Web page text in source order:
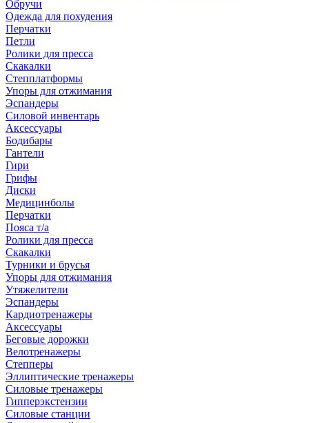
Обручи
Одежда для похудения
Перчатки
Петли
Ролики для пресса
Скакалки
Степплатформы
Упоры для отжимания
Эспандеры
Силовой инвентарь
Аксессуары
Бодибары
Гантели
Гири
Грифы
Диски
Медицинболы
Перчатки
Пояса т/а
Ролики для пресса
Скакалки
Турники и брусья
Упоры для отжимания
Утяжелители
Эспандеры
Кардиотренажеры
Аксессуары
Беговые дорожки
Велотренажеры
Степперы
Эллиптические тренажеры
Силовые тренажеры
Гипперэкстензии
Силовые станции